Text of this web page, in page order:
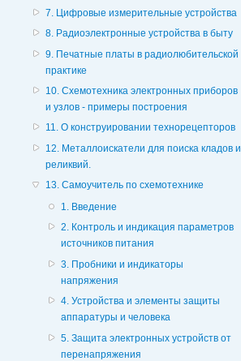
7. Цифровые измерительные устройства
8. Радиоэлектронные устройства в быту
9. Печатные платы в радиолюбительской
практике
10. Схемотехника электронных приборов
и узлов - примеры построения
11. О конструировании технорецепторов
12. Металлоискатели для поиска кладов и
реликвий.
13. Самоучитель по схемотехнике
1. Введение
2. Контроль и индикация параметров
источников питания
3. Пробники и индикаторы
напряжения
4. Устройства и элементы защиты
аппаратуры и человека
5. Защита электронных устройств от
перенапряжения